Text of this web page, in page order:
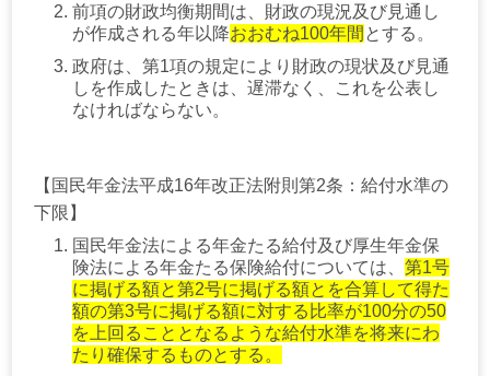
前項の財政均衡期間は、財政の現況及び見通し
が作成される年以降おおむね100年間 とする。
政府は、第1項の規定により財政の現状及び見通
しを作成したときは、遅滞なく、これを公表し
なければならない。
【国民年金法平成16年改正法附則第2条：給付水準の
下限】
国民年金法による年金たる給付及び厚生年金保
険法による年金たる保険給付については、 第1号
に掲げる額と第2号に掲げる額とを合算して得た
額の第3号に掲げる額に対する比率が100分の50
を上回ることとなるような給付水準を将来にわ
たり確保するものとする。